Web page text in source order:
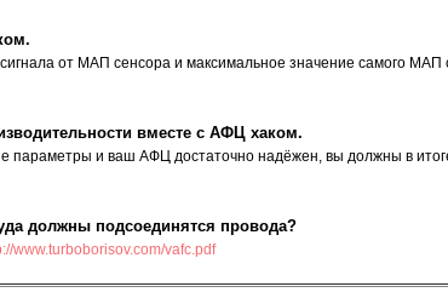
от МАП сенсора и максимальное значение самого
вместе с АФЦ хаком.
и ваш АФЦ достаточно надёжен, вы должны в
должны подсоединятся провода?
www.turboborisov.com/vafc.pdf